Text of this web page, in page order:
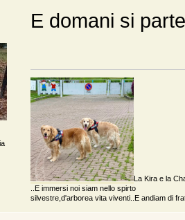
E domani si
La Kira e la
..E immersi noi siam nello spirto
silvestre,d'arborea vita viventi..E andiam di